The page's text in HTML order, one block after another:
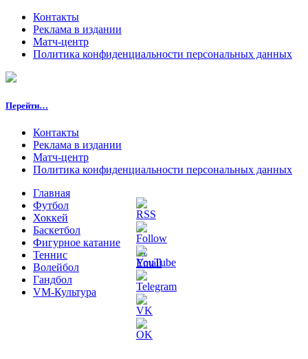
Контакты
Реклама в издании
Матч-центр
Политика конфиденциальности персональных данных
Перейти…
Контакты
Реклама в издании
Матч-центр
Политика конфиденциальности персональных данных
Главная
Футбол
Хоккей
Баскетбол
Фигурное катание
Теннис
Волейбол
Гандбол
VM-Культура